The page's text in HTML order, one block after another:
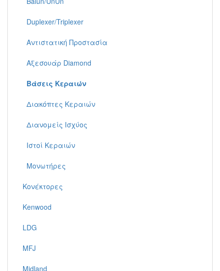
Duplexer/Triplexer
Αντιστατική Προστασία
Αξεσουάρ Diamond
Βάσεις Κεραιών
Διακόπτες Κεραιών
Διανομείς Ισχύος
Ιστοί Κεραιών
Μονωτήρες
Κονέκτορες
Kenwood
LDG
MFJ
Midland